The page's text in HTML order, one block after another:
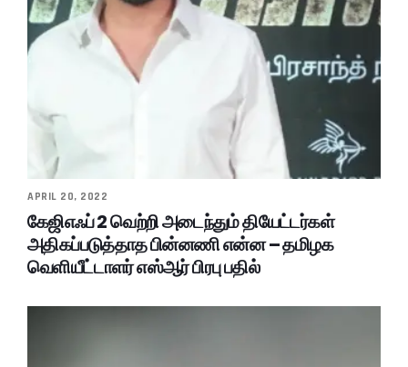
APRIL 20, 2022
கேஜிஎஃப் 2 வெற்றி அடைந்தும் தியேட்டர்கள்
அதிகப்படுத்தாத பின்னணி என்ன – தமிழக
வெளியீட்டாளர் எஸ்ஆர் பிரபு பதில்